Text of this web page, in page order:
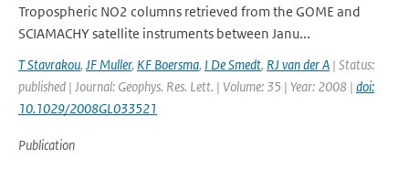
Tropospheric NO2 columns retrieved from the GOME and
SCIAMACHY satellite instruments between Janu...
T Stavrakou, JF Muller, KF Boersma, I De Smedt, RJ van der A | Status:
published | Journal: Geophys. Res. Lett. | Volume: 35 | Year: 2008 | doi:
10.1029/2008GL033521
Publication